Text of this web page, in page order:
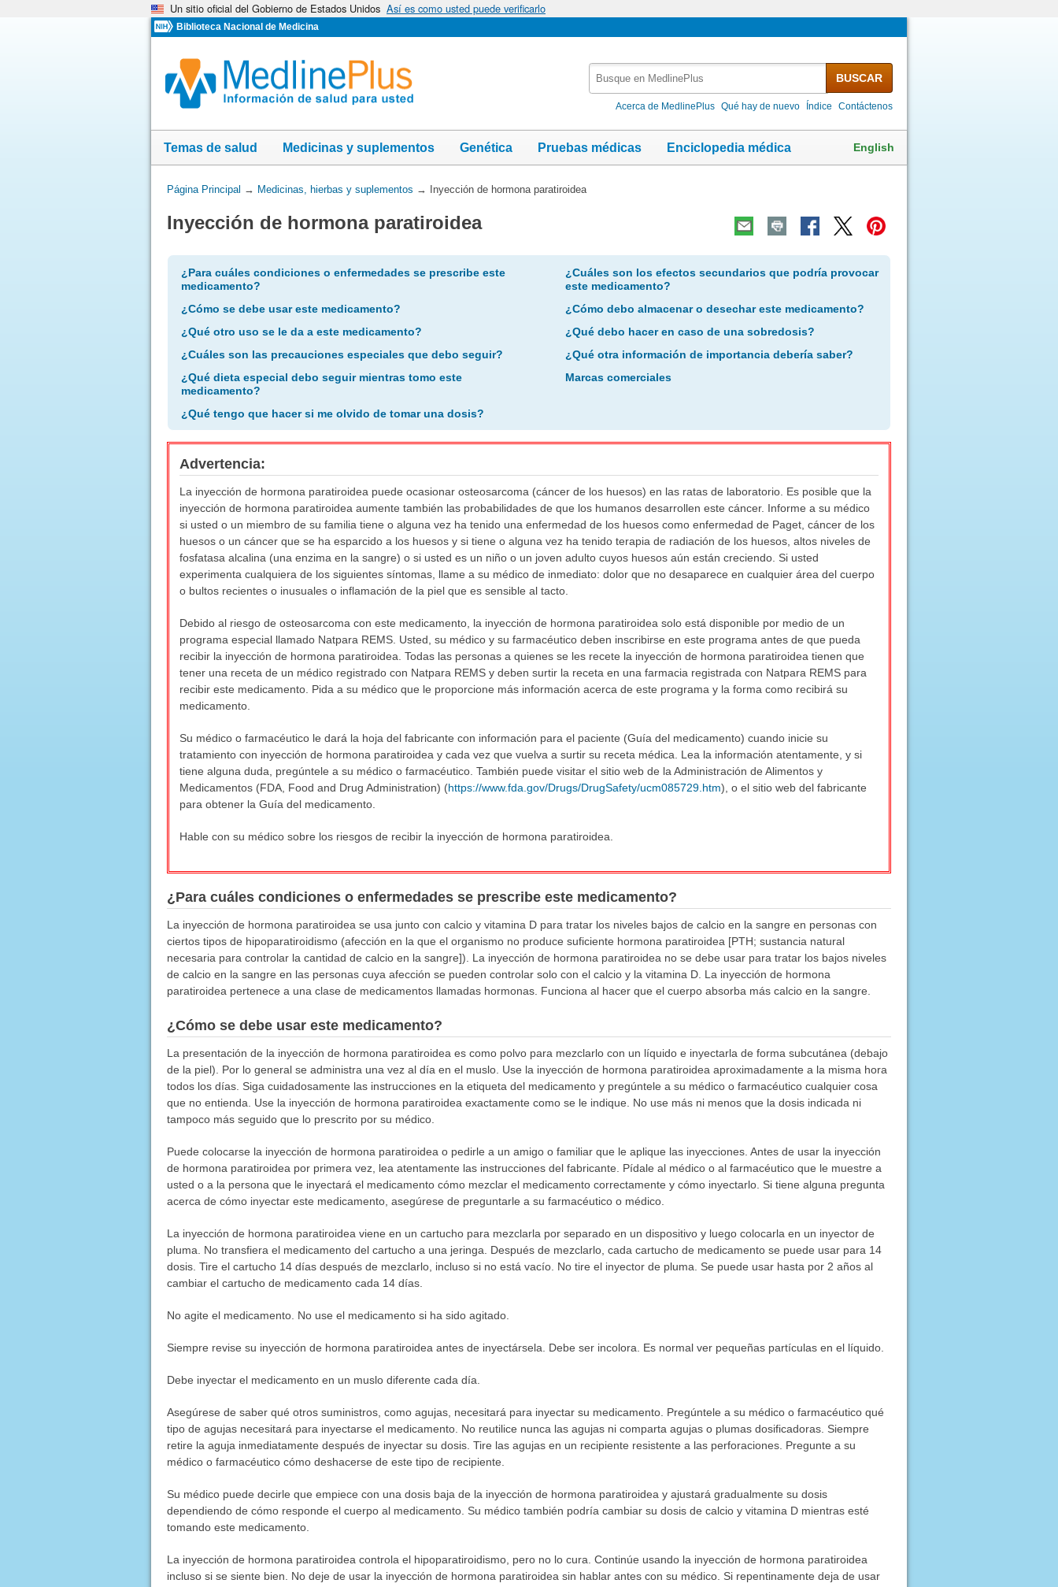
Un sitio oficial del Gobierno de Estados Unidos Así es como usted puede verificarlo
Biblioteca Nacional de Medicina
MedlinePlus
BUSCAR
Acerca de MedlinePlus Qué hay de nuevo Índice Contáctenos
Temas de salud Medicinas y suplementos Genética Pruebas médicas Enciclopedia médica English
Usted
aquí:
Página Principal → Medicinas, hierbas y suplementos → Inyección de hormona paratiroidea
Inyección de hormona paratiroidea
¿Para cuáles condiciones o enfermedades se prescribe este
medicamento?
¿Cómo se debe usar este medicamento?
¿Qué otro uso se le da a este medicamento?
¿Cuáles son las precauciones especiales que debo seguir?
¿Qué dieta especial debo seguir mientras tomo este
medicamento?
¿Qué tengo que hacer si me olvido de tomar una dosis?
¿Cuáles son los efectos secundarios que podría provocar
este medicamento?
¿Cómo debo almacenar o desechar este medicamento?
¿Qué debo hacer en caso de una sobredosis?
¿Qué otra información de importancia debería saber?
Marcas comerciales
Advertencia:
La inyección de hormona paratiroidea puede ocasionar osteosarcoma (cáncer de los huesos) en las ratas de laboratorio. Es posible que la
inyección de hormona paratiroidea aumente también las probabilidades de que los humanos desarrollen este cáncer. Informe a su médico
si usted o un miembro de su familia tiene o alguna vez ha tenido una enfermedad de los huesos como enfermedad de Paget, cáncer de los
huesos o un cáncer que se ha esparcido a los huesos y si tiene o alguna vez ha tenido terapia de radiación de los huesos, altos niveles de
fosfatasa alcalina (una enzima en la sangre) o si usted es un niño o un joven adulto cuyos huesos aún están creciendo. Si usted
experimenta cualquiera de los siguientes síntomas, llame a su médico de inmediato: dolor que no desaparece en cualquier área del cuerpo
o bultos recientes o inusuales o inflamación de la piel que es sensible al tacto.
Debido al riesgo de osteosarcoma con este medicamento, la inyección de hormona paratiroidea solo está disponible por medio de un
programa especial llamado Natpara REMS. Usted, su médico y su farmacéutico deben inscribirse en este programa antes de que pueda
recibir la inyección de hormona paratiroidea. Todas las personas a quienes se les recete la inyección de hormona paratiroidea tienen que
tener una receta de un médico registrado con Natpara REMS y deben surtir la receta en una farmacia registrada con Natpara REMS para
recibir este medicamento. Pida a su médico que le proporcione más información acerca de este programa y la forma como recibirá su
medicamento.
Su médico o farmacéutico le dará la hoja del fabricante con información para el paciente (Guía del medicamento) cuando inicie su
tratamiento con inyección de hormona paratiroidea y cada vez que vuelva a surtir su receta médica. Lea la información atentamente, y si
tiene alguna duda, pregúntele a su médico o farmacéutico. También puede visitar el sitio web de la Administración de Alimentos y
Medicamentos (FDA, Food and Drug Administration) (https://www.fda.gov/Drugs/DrugSafety/ucm085729.htm), o el sitio web del fabricante
para obtener la Guía del medicamento.
Hable con su médico sobre los riesgos de recibir la inyección de hormona paratiroidea.
¿Para cuáles condiciones o enfermedades se prescribe este medicamento?
La inyección de hormona paratiroidea se usa junto con calcio y vitamina D para tratar los niveles bajos de calcio en la sangre en personas con
ciertos tipos de hipoparatiroidismo (afección en la que el organismo no produce suficiente hormona paratiroidea [PTH; sustancia natural
necesaria para controlar la cantidad de calcio en la sangre]). La inyección de hormona paratiroidea no se debe usar para tratar los bajos niveles
de calcio en la sangre en las personas cuya afección se pueden controlar solo con el calcio y la vitamina D. La inyección de hormona
paratiroidea pertenece a una clase de medicamentos llamadas hormonas. Funciona al hacer que el cuerpo absorba más calcio en la sangre.
¿Cómo se debe usar este medicamento?
La presentación de la inyección de hormona paratiroidea es como polvo para mezclarlo con un líquido e inyectarla de forma subcutánea (debajo
de la piel). Por lo general se administra una vez al día en el muslo. Use la inyección de hormona paratiroidea aproximadamente a la misma hora
todos los días. Siga cuidadosamente las instrucciones en la etiqueta del medicamento y pregúntele a su médico o farmacéutico cualquier cosa
que no entienda. Use la inyección de hormona paratiroidea exactamente como se le indique. No use más ni menos que la dosis indicada ni
tampoco más seguido que lo prescrito por su médico.
Puede colocarse la inyección de hormona paratiroidea o pedirle a un amigo o familiar que le aplique las inyecciones. Antes de usar la inyección
de hormona paratiroidea por primera vez, lea atentamente las instrucciones del fabricante. Pídale al médico o al farmacéutico que le muestre a
usted o a la persona que le inyectará el medicamento cómo mezclar el medicamento correctamente y cómo inyectarlo. Si tiene alguna pregunta
acerca de cómo inyectar este medicamento, asegúrese de preguntarle a su farmacéutico o médico.
La inyección de hormona paratiroidea viene en un cartucho para mezclarla por separado en un dispositivo y luego colocarla en un inyector de
pluma. No transfiera el medicamento del cartucho a una jeringa. Después de mezclarlo, cada cartucho de medicamento se puede usar para 14
dosis. Tire el cartucho 14 días después de mezclarlo, incluso si no está vacío. No tire el inyector de pluma. Se puede usar hasta por 2 años al
cambiar el cartucho de medicamento cada 14 días.
No agite el medicamento. No use el medicamento si ha sido agitado.
Siempre revise su inyección de hormona paratiroidea antes de inyectársela. Debe ser incolora. Es normal ver pequeñas partículas en el líquido.
Debe inyectar el medicamento en un muslo diferente cada día.
Asegúrese de saber qué otros suministros, como agujas, necesitará para inyectar su medicamento. Pregúntele a su médico o farmacéutico qué
tipo de agujas necesitará para inyectarse el medicamento. No reutilice nunca las agujas ni comparta agujas o plumas dosificadoras. Siempre
retire la aguja inmediatamente después de inyectar su dosis. Tire las agujas en un recipiente resistente a las perforaciones. Pregunte a su
médico o farmacéutico cómo deshacerse de este tipo de recipiente.
Su médico puede decirle que empiece con una dosis baja de la inyección de hormona paratiroidea y ajustará gradualmente su dosis
dependiendo de cómo responde el cuerpo al medicamento. Su médico también podría cambiar su dosis de calcio y vitamina D mientras esté
tomando este medicamento.
La inyección de hormona paratiroidea controla el hipoparatiroidismo, pero no lo cura. Continúe usando la inyección de hormona paratiroidea
incluso si se siente bien. No deje de usar la inyección de hormona paratiroidea sin hablar antes con su médico. Si repentinamente deja de usar